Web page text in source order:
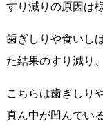
すり減りの原因は
歯ぎしりや食いし
た結果のすり減り
こちらは歯ぎしり
真ん中が凹んでい